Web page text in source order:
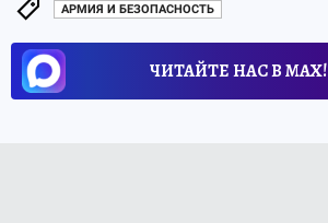
АРМИЯ И БЕЗОПАСНОСТЬ
ЧИТАЙТЕ НАС В МАХ!